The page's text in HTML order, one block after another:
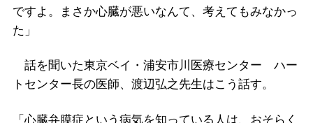
ですよ。まさか心臓が悪いなんて、考えてもみなかっ
た」
話を聞いた東京ベイ・浦安市川医療センター ハー
トセンター長の医師、渡辺弘之先生はこう話す。
「心臓弁膜症という病気を知っている人は、おそらく